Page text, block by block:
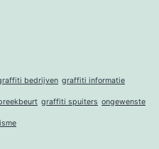
bedrijven graffiti informatie
graffiti spuiters ongewenste